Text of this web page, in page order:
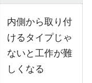
内側から取り付
けるタイプじゃ
ないと工作が難
しくなる